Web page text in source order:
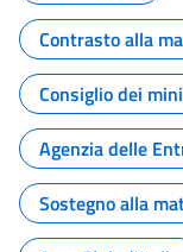
Contrasto alla
Consiglio dei
Agenzia delle
Sostegno alla